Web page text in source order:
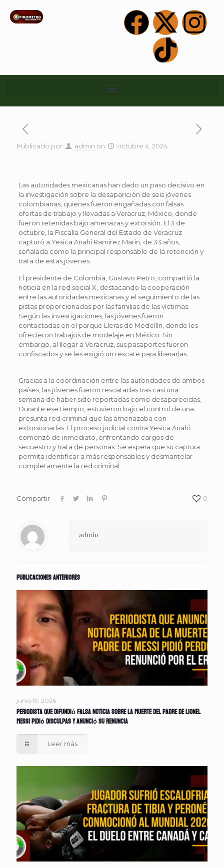
Publicado por admin on octubre 4, 2024
Las autoridades mexicanas han dado un paso decisivo en
la investigación sobre la desaparición de seis jóvenes
colombianas, quienes fueron engañadas con falsas
ofertas de trabajo y llevadas a Veracruz, México, donde
fueron retenidas bajo amenazas y extorsión. El 3 de
octubre, la Fiscalía General del Estado de Veracruz
capturó a Yesica Anahí Ramírez Marín, de 33 años,
señalada como la principal responsable de la retención y
trata de estas jóvenes.
El presidente de Colombia, Gustavo Petro, compartió la
noticia en la red social X, destacando la cooperación
entre las autoridades mexicanas y el seguimiento de las
pistas proporcionadas por las familias de las víctimas.
Según las investigaciones, las jóvenes fueron
contactadas en el parque Lleras de Medellín, donde les
ofrecieron trabajos de modelaje en México. Sin
embargo, al llegar a Veracruz, sus pasaportes fueron
confiscados y se les exigió un rescate para liberarlas.
Gracias a la coordinación entre las autoridades de ambos
países, las jóvenes fueron rescatadas tras casi una
semana de haber sido reportadas como desaparecidas.
Durante ese tiempo, estuvieron bajo el control de una
presunta red criminal que las amenazaba con
extorsionarlas. El proceso judicial contra Yesica Anahí
comenzó de inmediato, enfrentando cargos de
secuestro y trata de personas. Se espera que su captura
permita identificar a más responsables y desmantelar
completamente la red criminal.
Compartir 0
admin
Publicaciones anteriores
junio 19, 2026
Periodista que difundió falsa noticia sobre la muerte del padre de Lionel
Messi pidió disculpas y anunció su renuncia
Leer más